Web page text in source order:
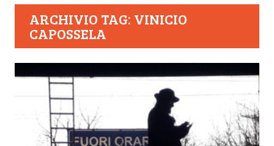
ARCHIVIO TAG: VINICIO
CAPOSSELA